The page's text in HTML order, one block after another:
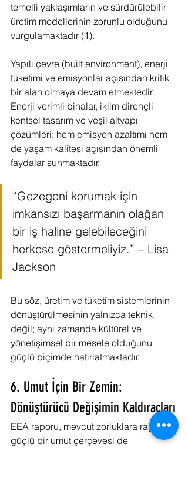
temelli yaklaşımların ve sürdürülebilir
üretim modellerinin zorunlu olduğunu
vurgulamaktadır (1).
Yapılı çevre (built environment), enerji
tüketimi ve emisyonlar açısından kritik
bir alan olmaya devam etmektedir.
Enerji verimli binalar, iklim dirençli
kentsel tasarım ve yeşil altyapı
çözümleri; hem emisyon azaltımı hem
de yaşam kalitesi açısından önemli
faydalar sunmaktadır.
“Gezegeni korumak için
imkansızı başarmanın olağan
bir iş haline gelebileceğini
herkese göstermeliyiz.” – Lisa
Jackson
Bu söz, üretim ve tüketim sistemlerinin
dönüştürülmesinin yalnızca teknik
değil; aynı zamanda kültürel ve
yönetişimsel bir mesele olduğunu
güçlü biçimde hatırlatmaktadır.
6. Umut İçin Bir Zemin:
Dönüştürücü Değişimin Kaldıraçları
EEA raporu, mevcut zorluklara rağmen
güçlü bir umut çerçevesi de